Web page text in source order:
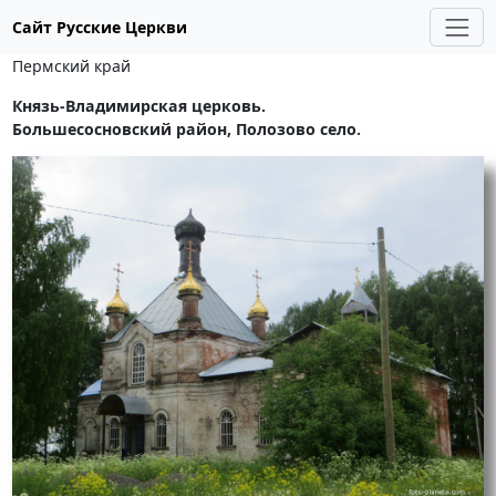
Сайт Русские Церкви
Пермский край
Князь-Владимирская церковь.
Большесосновский район, Полозово село.